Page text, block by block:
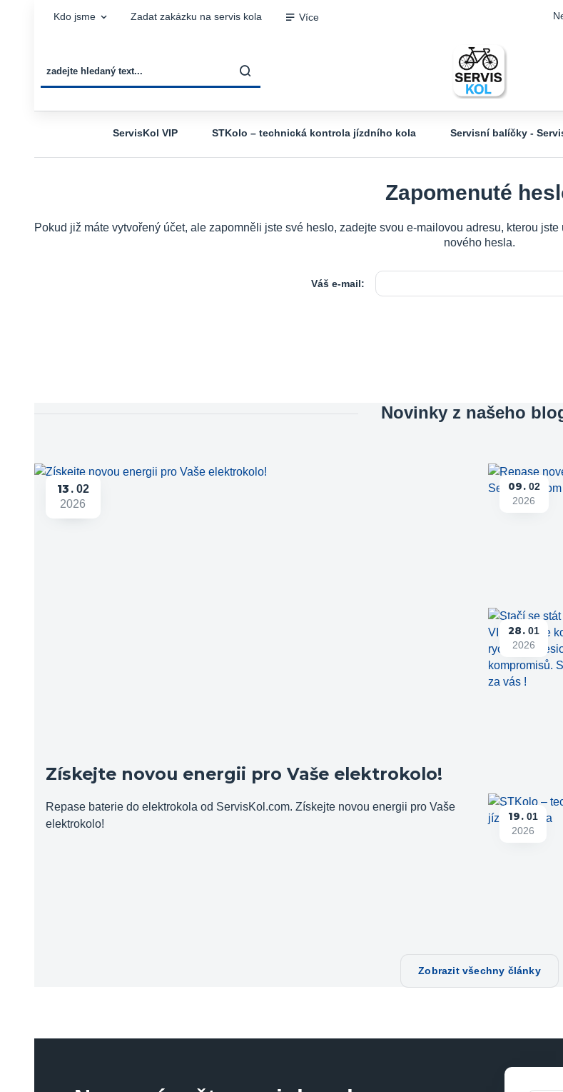
Kdo jsme Zadat zakázku na servis kola Více
ServisKol VIP STKolo – technická kontrola jízdního kola Servisní balíčky -
Zapomenuté
Pokud již máte vytvořený účet, ale zapomněli jste své heslo, zadejte svou e-mailovou adresu, kterou
nového hesla.
Váš e-mail:
Novinky z našeho
13
02
2026
Získejte novou energii pro Vaše elektrokolo!
Repase baterie do elektrokola od ServisKol.com. Získejte novou energii pro Vaše
elektrokolo!
09
02
2026
28
01
2026
19
01
2026
Zobrazit všechny články